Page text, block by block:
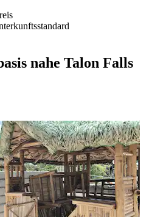
nahe Talon Falls